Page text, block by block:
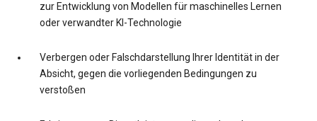
zur Entwicklung von Modellen für maschinelles Lernen
oder verwandter KI-Technologie
Verbergen oder Falschdarstellung Ihrer Identität in der
Absicht, gegen die vorliegenden Bedingungen zu
verstoßen